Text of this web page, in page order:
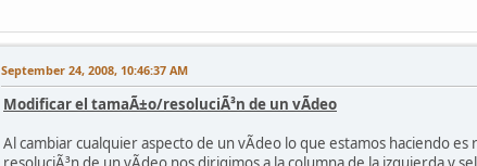
September 24, 2008, 10:46:37 AM
Modificar el tamaÃ±o/resoluciÃ³n de un vÃ­deo
Al cambiar cualquier aspecto de un vÃ­deo lo que estamos haciendo